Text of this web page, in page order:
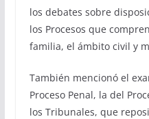
los debates sobre
los Procesos que
familia, el ámbito civil y
También mencionó el
Proceso Penal, la del
los Tribunales, que